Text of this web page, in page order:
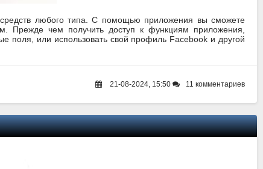
любого типа. С помощью приложения вы сможете
Прежде чем получить доступ к функциям приложения,
поля, или использовать свой профиль Facebook и другой
21-08-2024, 15:50 11 комментариев